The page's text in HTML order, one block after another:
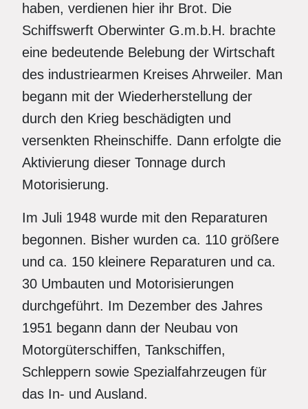
haben, verdienen hier ihr Brot. Die
Schiffswerft Oberwinter G.m.b.H. brachte
eine bedeutende Belebung der Wirtschaft
des industriearmen Kreises Ahrweiler. Man
begann mit der Wiederherstellung der
durch den Krieg beschädigten und
versenkten Rheinschiffe. Dann erfolgte die
Aktivierung dieser Tonnage durch
Motorisierung.
Im Juli 1948 wurde mit den Reparaturen
begonnen. Bisher wurden ca. 110 größere
und ca. 150 kleinere Reparaturen und ca.
30 Umbauten und Motorisierungen
durchgeführt. Im Dezember des Jahres
1951 begann dann der Neubau von
Motorgüterschiffen, Tankschiffen,
Schleppern sowie Spezialfahrzeugen für
das In- und Ausland.